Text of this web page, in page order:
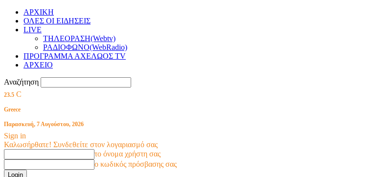
ΑΡΧΙΚΗ
ΟΛΕΣ ΟΙ ΕΙΔΗΣΕΙΣ
LIVE
ΤΗΛΕΟΡΑΣΗ(Webtv)
ΡΑΔΙΟΦΩΝΟ(WebRadio)
ΠΡΟΓΡΑΜΜΑ ΑΧΕΛΩΟΣ TV
ΑΡΧΕΙΟ
Αναζήτηση
23.5 C
Greece
Παρασκευή, 7 Αυγούστου, 2026
Sign in
Καλωσήρθατε! Συνδεθείτε στον λογαριασμό σας
το όνομα χρήστη σας
ο κωδικός πρόσβασης σας